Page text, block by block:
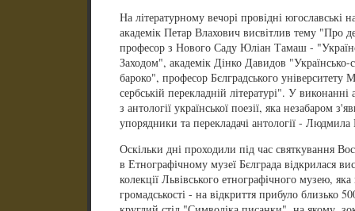
На літературному вечорі провідні югославські
академік Петар Влахович висвітлив тему "Про
професор з Нового Саду Юліан Тамаш -
Заходом", академік Дінко Давидов "Українсько-
бароко", професор Бєлградського університету
сербській перекладній літературі". У
з антології української поезії, яка незабаром
упорядники та перекладачі антології -
Оскільки дні проходили під час святкування
в Етнографічному музеї Бєлграда відкрилася
колекції Львівського етнографічного музею,
громадськості - на відкриття прибуло близько